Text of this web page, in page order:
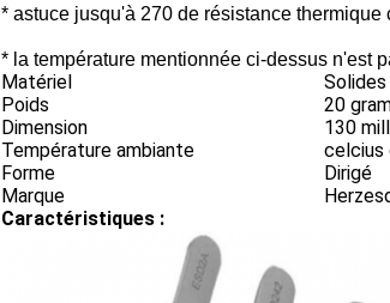
* astuce jusqu'à 270 de résistance
* la température mentionnée ci-dessus n'est
Matériel
Poids
20
Dimension
130
Température ambiante
celcius
Forme
Dirigé
Marque
Caractéristiques :